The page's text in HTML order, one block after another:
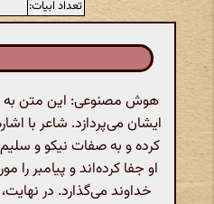
تعداد ابیات:
هوش مصنوعی: این متن به
ایشان می‌پردازد. شاعر با
کرده و به صفات نیکو و
او جفا کرده‌اند و پیامبر را
خداوند می‌گذارد. در